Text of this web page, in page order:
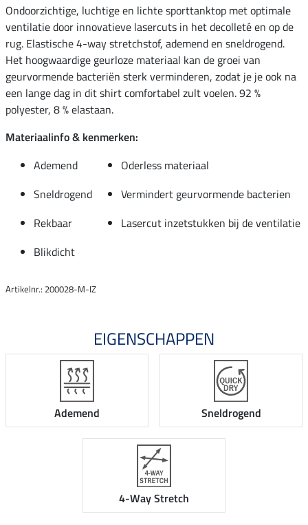
Ondoorzichtige, luchtige en lichte sporttanktop met optimale
ventilatie door innovatieve lasercuts in het decolleté en op de
rug. Elastische 4-way stretchstof, ademend en sneldrogend.
Het hoogwaardige geurloze materiaal kan de groei van
geurvormende bacteriën sterk verminderen, zodat je je ook na
een lange dag in dit shirt comfortabel zult voelen. 92 %
polyester, 8 % elastaan.
Materiaalinfo & kenmerken:
Ademend
Oderless materiaal
Sneldrogend
Vermindert geurvormende bacterien
Rekbaar
Lasercut inzetstukken bij de ventilatie
Blikdicht
Artikelnr.: 200028-M-IZ
EIGENSCHAPPEN
Ademend Sneldrogend
4-Way Stretch